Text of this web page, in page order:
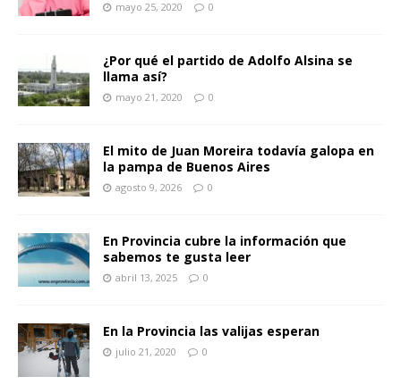
mayo 25, 2020 0
¿Por qué el partido de Adolfo Alsina se
llama así?
mayo 21, 2020 0
El mito de Juan Moreira todavía galopa en
la pampa de Buenos Aires
agosto 9, 2026 0
En Provincia cubre la información que
sabemos te gusta leer
abril 13, 2025 0
En la Provincia las valijas esperan
julio 21, 2020 0